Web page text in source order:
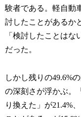
験者である。軽自動
討したことがあるか
「検討したことはな
だった。
しかし残りの49.6%
の深刻さが浮かぶ。
り換えた」が21.4%